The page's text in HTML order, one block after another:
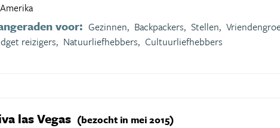
Amerika
voor: Gezinnen, Backpackers, Stellen,
reizigers, Natuurliefhebbers, Cultuurliefhebbers
las Vegas (bezocht in mei 2015)